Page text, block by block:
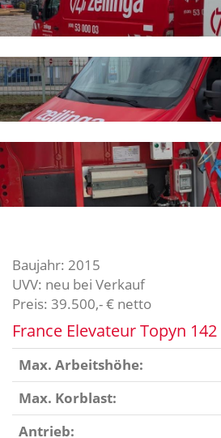
Baujahr: 2015
UVV: neu bei Verkauf
Preis: 39.500,- € netto
France Elevateur Topyn 142
Max. Arbeitshöhe:
Max. Korblast:
Antrieb: